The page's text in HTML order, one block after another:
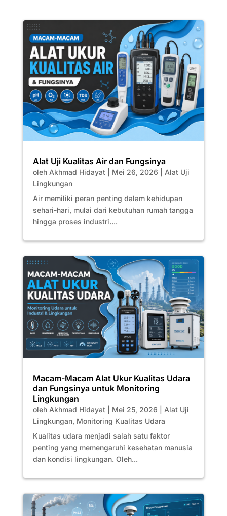
Alat Uji Kualitas Air dan Fungsinya
oleh Akhmad Hidayat| Mei 26, 2026
Alat Uji
Lingkungan
Air memiliki peran penting dalam kehidupan
sehari-hari, mulai dari kebutuhan rumah tangga
hingga proses industri....
Macam-Macam Alat Ukur Kualitas Udara
dan Fungsinya untuk Monitoring
Lingkungan
oleh Akhmad Hidayat| Mei 25, 2026
Alat Uji
Lingkungan, Monitoring Kualitas Udara
Kualitas udara menjadi salah satu faktor
penting yang memengaruhi kesehatan manusia
dan kondisi lingkungan. Oleh...